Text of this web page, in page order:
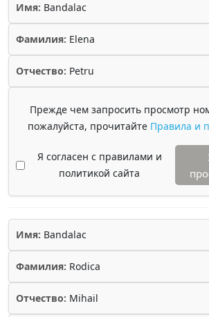
Имя: Bandalac
Фамилия: Elena
Отчество: Petru
Прежде чем запросить просмотр
пожалуйста, прочитайте Правила и
Я согласен с правилами и
политикой сайта
Имя: Bandalac
Фамилия: Rodica
Отчество: Mihail